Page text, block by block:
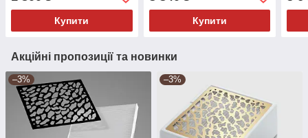
Купити Купити
Акційні пропозиції та новинки
–3% –3%